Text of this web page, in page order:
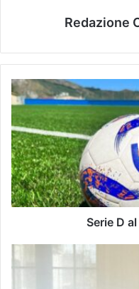
Redazione
Serie D